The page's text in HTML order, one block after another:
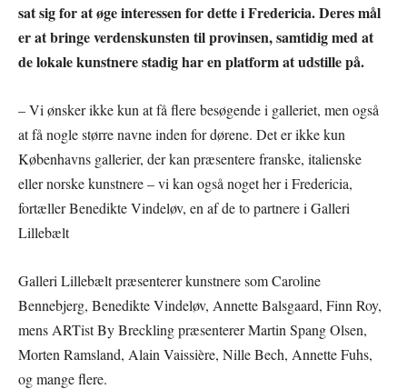
sat sig for at øge interessen for dette i Fredericia. Deres mål
er at bringe verdenskunsten til provinsen, samtidig med at
de lokale kunstnere stadig har en platform at udstille på.
– Vi ønsker ikke kun at få flere besøgende i galleriet, men også
at få nogle større navne inden for dørene. Det er ikke kun
Københavns gallerier, der kan præsentere franske, italienske
eller norske kunstnere – vi kan også noget her i Fredericia,
fortæller Benedikte Vindeløv, en af de to partnere i Galleri
Lillebælt
Galleri Lillebælt præsenterer kunstnere som Caroline
Bennebjerg, Benedikte Vindeløv, Annette Balsgaard, Finn Roy,
mens ARTist By Breckling præsenterer Martin Spang Olsen,
Morten Ramsland, Alain Vaissière, Nille Bech, Annette Fuhs,
og mange flere.